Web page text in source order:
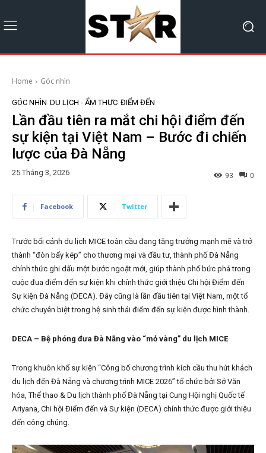
Home Góc nhìn
GÓC NHÌN DU LỊCH - ẨM THỰC ĐIỂM ĐẾN
Lần đầu tiên ra mắt chi hội điểm đến
sự kiện tại Việt Nam – Bước đi chiến
lược của Đà Nẵng
25 Tháng 3, 2026 0
93
Facebook Twitter
Trước bối cảnh du lịch MICE toàn cầu đang tăng trưởng mạnh mẽ và trở
thành “đòn bẩy kép” cho thương mại và đầu tư, thành phố Đà Nẵng
chính thức ghi dấu một bước ngoặt mới, giúp thành phố bức phá trong
cuộc đua điểm đến sự kiện khi chính thức giới thiệu Chi hội Điểm đến
Sự kiện Đà Nẵng (DECA). Đây cũng là lần đầu tiên tại Việt Nam, một tổ
chức chuyên biệt trong hệ sinh thái điểm đến sự kiện được hình thành.
DECA – Bệ phóng đưa Đà Nẵng vào “mỏ vàng” du lịch MICE
Trong khuôn khổ sự kiện “Công bố chương trình kích cầu thu hút khách
du lịch đến Đà Nẵng và chương trình MICE 2026” tổ chức bởi Sở Văn
hóa, Thể thao & Du lịch thành phố Đà Nẵng tại Cung Hội nghị Quốc tế
Ariyana, Chi hội Điểm đến và Sự kiện (DECA) chính thức được giới thiệu
đến công chúng.